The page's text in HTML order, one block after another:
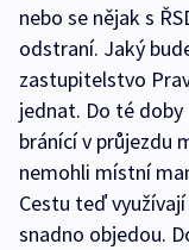
nebo se nějak s
odstraní. Jaký
zastupitelstvo
jednat. Do té doby
bránící v průjezdu
nemohli místní
Cestu teď
snadno objedou.